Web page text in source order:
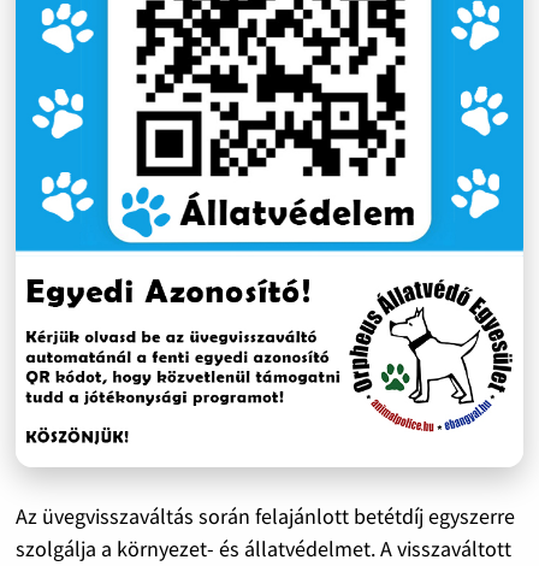
Az üvegvisszaváltás során felajánlott betétdíj egyszerre
szolgálja a környezet- és állatvédelmet. A visszaváltott